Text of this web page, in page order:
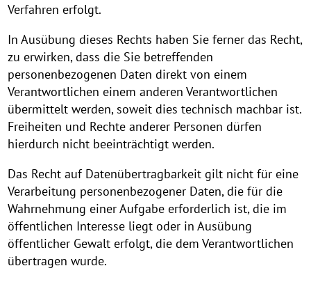
Verfahren erfolgt.
In Ausübung dieses Rechts haben Sie ferner das Recht,
zu erwirken, dass die Sie betreffenden
personenbezogenen Daten direkt von einem
Verantwortlichen einem anderen Verantwortlichen
übermittelt werden, soweit dies technisch machbar ist.
Freiheiten und Rechte anderer Personen dürfen
hierdurch nicht beeinträchtigt werden.
Das Recht auf Datenübertragbarkeit gilt nicht für eine
Verarbeitung personenbezogener Daten, die für die
Wahrnehmung einer Aufgabe erforderlich ist, die im
öffentlichen Interesse liegt oder in Ausübung
öffentlicher Gewalt erfolgt, die dem Verantwortlichen
übertragen wurde.